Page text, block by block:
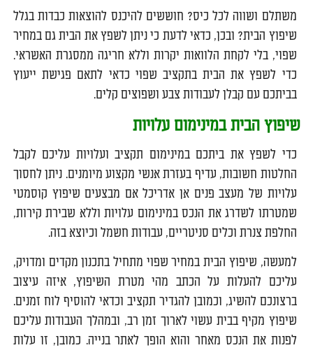
משתלם ושווה לכל כיס? חוששים להיכנס להוצאות כבדות בגלל
שיפוץ הבית? ובכן, כדאי לדעת כי ניתן לשפץ את הבית גם במחיר
שפוי, בלי לקחת הלוואות יקרות וללא חריגה ממסגרת האשראי.
כדי לשפץ את הבית בתקציב שפוי כדאי לתאם פגישת ייעוץ
בביתכם עם קבלן לעבודות צבע ושפוצים קלים.
שיפוץ הבית במינימום עלויות
כדי לשפץ את ביתכם במינימום תקציב ועלויות עליכם לקבל
החלטות חשובות, עדיף בעזרת אנשי מקצוע מיומנים. ניתן לחסוך
עלויות של מעצב פנים אן אדריכל אם מבצעים שיפוץ קוסמטי
שמטרתו לשדרג את הנכס במינימום עלויות וללא שבירת קירות,
החלפת צנרת וכלים סניטריים, עבודות חשמל וכיוצא בזה.
למעשה, שיפוץ הבית במחיר שפוי מתחיל בתכנון מקדים ומדויק,
עליכם להעלות על הכתב מהי מטרת השיפוץ, איזה עיצוב
ברצונכם להשיג, וכמובן להגדיר תקציב וכדאי להוסיף לוח זמנים.
שיפוץ מקיף בבית עשוי לארוך זמן רב, ובמהלך העבודות עליכם
לפנות את הנכס מאחר והוא הופך לאתר בנייה. כמובן, זו עלות